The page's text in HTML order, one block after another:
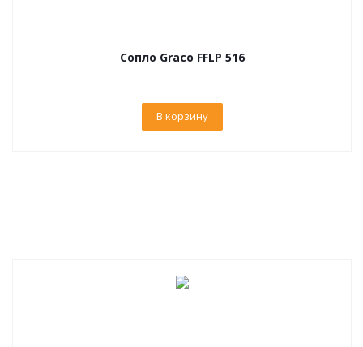
Сопло Graco FFLP 516
В корзину